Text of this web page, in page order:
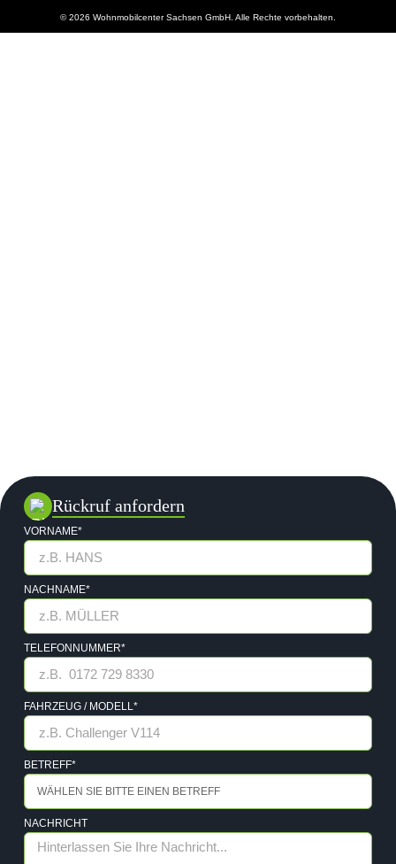
©2026 Wohnmobilcenter Sachsen GmbH. Alle Rechte vorbehalten.
Rückruf anfordern
VORNAME*
NACHNAME*
TELEFONNUMMER*
FAHRZEUG / MODELL*
BETREFF*
NACHRICHT